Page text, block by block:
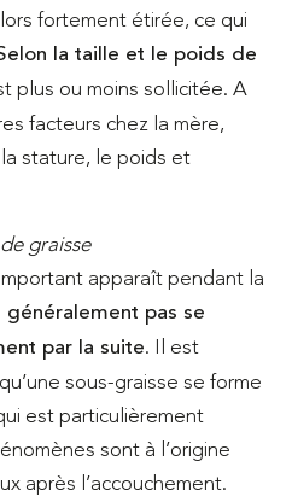
fortement étirée, ce qui
la taille et le poids de
plus ou moins sollicitée. A
facteurs chez la mère,
stature, le poids et
graisse
apparaît pendant la
généralement pas se
par la suite. Il est
sous-graisse se forme
est particulièrement
sont à l’origine
après l’accouchement.